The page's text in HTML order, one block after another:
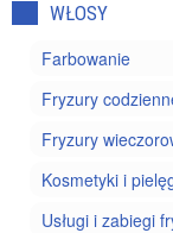
WŁOSY
Farbowanie
Fryzury
Fryzury
Kosmetyki i
Usługi i zabiegi